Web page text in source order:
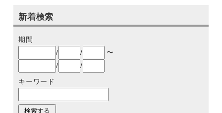
新着検索
期間
/
/
〜
/
/
キーワード